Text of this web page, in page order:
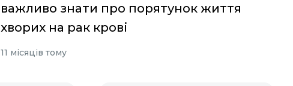
важливо знати про порятунок життя
хворих на рак крові
11 місяців тому